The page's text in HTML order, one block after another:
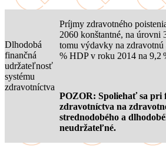
Dlhodobá
finančná
udržateľnosť
systému
zdravotníctva
Príjmy zdravotného
2060 konštantné, na úrovni
tomu výdavky na
% HDP v roku 2014 na 9,2
POZOR: Spoliehať sa pri
zdravotníctva na
strednodobého a
neudržateľné.